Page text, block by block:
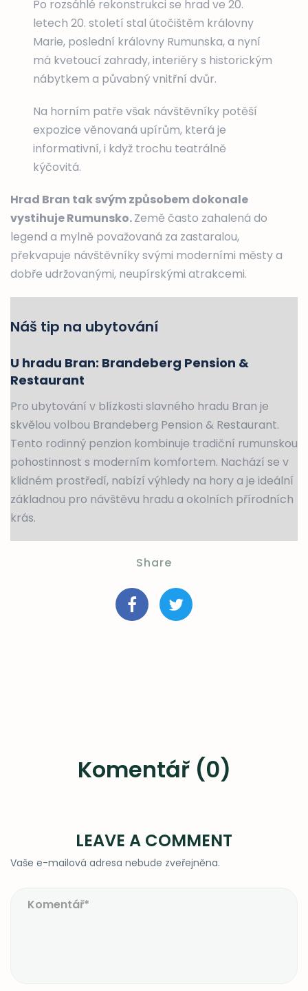
Po rozsáhlé rekonstrukci se hrad ve 20.
letech 20. století stal útočištěm královny
Marie, poslední královny Rumunska, a nyní
má kvetoucí zahrady, interiéry s historickým
nábytkem a půvabný vnitřní dvůr.
Na horním patře však návštěvníky potěší
expozice věnovaná upírům, která je
informativní, i když trochu teatrálně
kýčovitá.
Hrad Bran tak svým způsobem dokonale
vystihuje Rumunsko.Země často zahalená do
legend a mylně považovaná za zastaralou,
překvapuje návštěvníky svými moderními městy a
dobře udržovanými, neupírskými atrakcemi.
Náš tip na ubytování
U hradu Bran: Brandeberg Pension &
Restaurant
Pro ubytování v blízkosti slavného hradu Bran je
skvělou volbou Brandeberg Pension & Restaurant.
Tento rodinný penzion kombinuje tradiční rumunskou
pohostinnost s moderním komfortem. Nachází se v
klidném prostředí, nabízí výhledy na hory a je ideální
základnou pro návštěvu hradu a okolních přírodních
krás.
Share
Komentář (0)
LEAVE A COMMENT
Vaše e-mailová adresa nebude zveřejněna.